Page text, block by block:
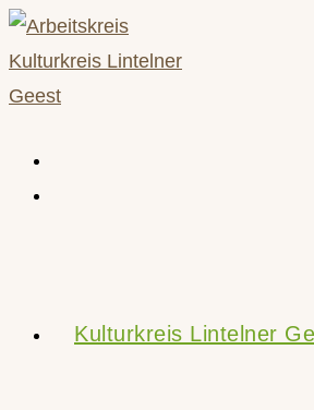
Zum
Inhalt
springen
Kulturkreis Lintelner